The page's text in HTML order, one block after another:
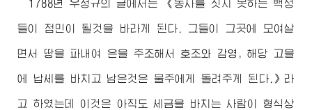
1788년 우정규의 글에서는 《농사를 짓지 못하는 백성
들이 점민이 될것을 바라게 된다. 그들이 그곳에 모여살
면서 땅을 파내여 은을 주조해서 호조와 감영, 해당 고을
에 납세를 바치고 남은것은 물주에게 돌려주게 된다.》라
고 하였는데 이것은 아직도 세금을 바치는 사람이 형식상